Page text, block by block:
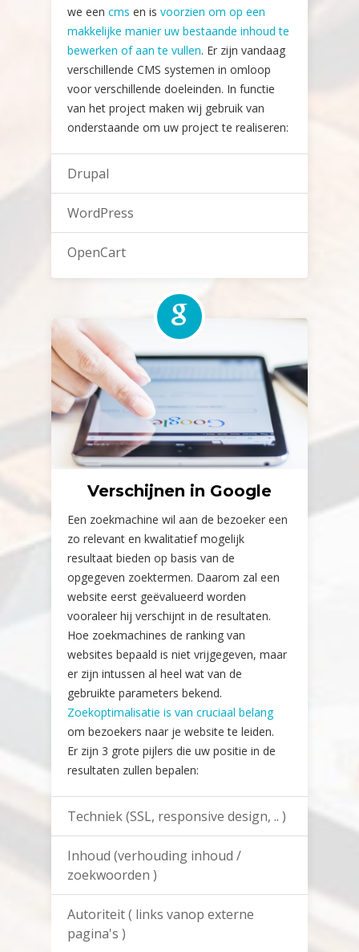
we een cms en is voorzien om op een
makkelijke manier uw bestaande inhoud te
bewerken of aan te vullen. Er zijn vandaag
verschillende CMS systemen in omloop
voor verschillende doeleinden. In functie
van het project maken wij gebruik van
onderstaande om uw project te realiseren:
Drupal
WordPress
OpenCart
Verschijnen in Google
Een zoekmachine wil aan de bezoeker een
zo relevant en kwalitatief mogelijk
resultaat bieden op basis van de
opgegeven zoektermen. Daarom zal een
website eerst geëvalueerd worden
vooraleer hij verschijnt in de resultaten.
Hoe zoekmachines de ranking van
websites bepaald is niet vrijgegeven, maar
er zijn intussen al heel wat van de
gebruikte parameters bekend.
Zoekoptimalisatie is van cruciaal belang
om bezoekers naar je website te leiden.
Er zijn 3 grote pijlers die uw positie in de
resultaten zullen bepalen:
Techniek (SSL, responsive design, .. )
Inhoud (verhouding inhoud /
zoekwoorden )
Autoriteit ( links vanop externe
pagina's )